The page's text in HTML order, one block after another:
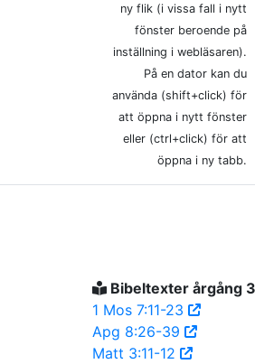
ny flik (i vissa fall i nytt
fönster beroende på
inställning i webläsaren).
På en dator kan du
använda (shift+click) för
att öppna i nytt fönster
eller (ctrl+click) för att
öppna i ny tabb.
Bibeltexter årgång
1 Mos 7:11-23
Apg 8:26-39
Matt 3:11-12